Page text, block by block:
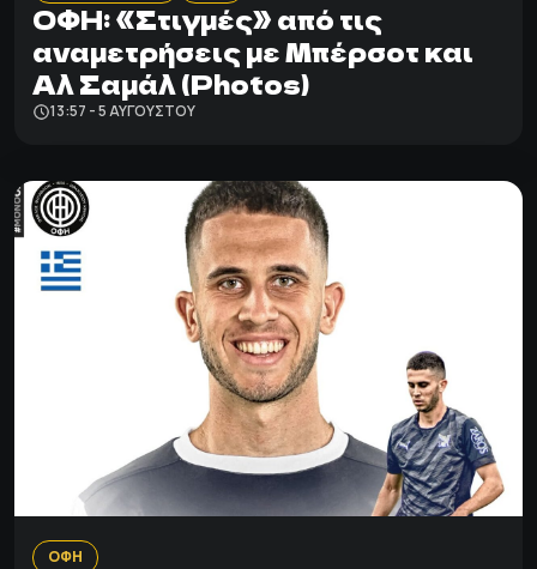
ΟΦΗ: «Στιγμές» από τις
αναμετρήσεις με Μπέρσοτ και
Αλ Σαμάλ (Photos)
13:57 - 5 ΑΥΓΟΎΣΤΟΥ
ΟΦΗ